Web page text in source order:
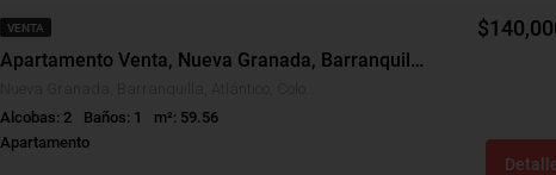
VENTA
Apartamento Venta, Nueva Granada, Barranquilla (28860)
Alcobas: 2
Baños: 1
m²: 59.56
Apartamento